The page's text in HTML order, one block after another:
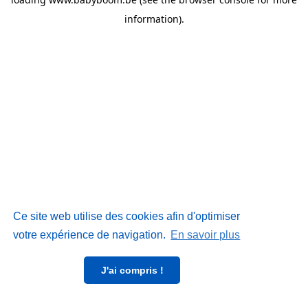
Ce site web utilise des cookies afin d'optimiser
votre expérience de navigation. En savoir plus
J'ai compris !
information).